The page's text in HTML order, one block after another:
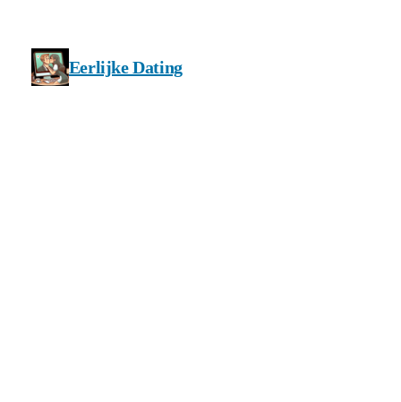
Eerlijke Dating